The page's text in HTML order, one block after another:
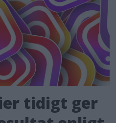
tidigt ger